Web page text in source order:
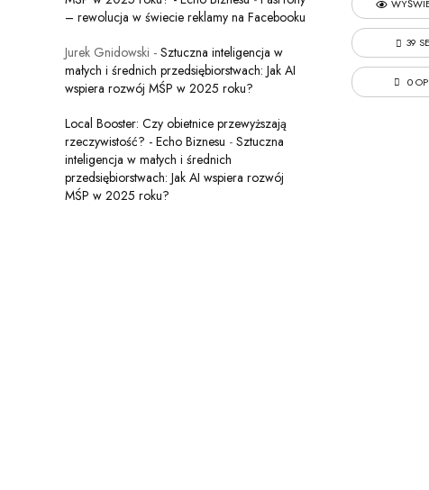
39
0
– rewolucja w świecie reklamy na Facebooku
Jurek Gnidowski - Sztuczna inteligencja w
małych i średnich przedsiębiorstwach: Jak AI
wspiera rozwój MŚP w 2025 roku?
Local Booster: Czy obietnice przewyższają
rzeczywistość? - Echo Biznesu - Sztuczna
inteligencja w małych i średnich
przedsiębiorstwach: Jak AI wspiera rozwój
MŚP w 2025 roku?